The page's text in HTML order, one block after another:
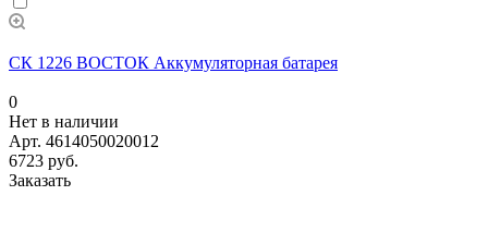
СК 1226 ВОСТОК Аккумуляторная батарея
0
Нет в наличии
Арт. 4614050020012
6723 руб.
Заказать